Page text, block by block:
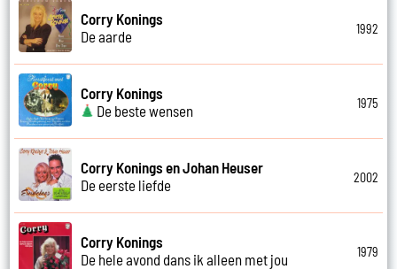
Corry Konings
De aarde
1992
Corry Konings
De beste wensen
1975
Corry Konings en Johan Heuser
De eerste liefde
2002
Corry Konings
De hele avond dans ik alleen met jou
1979